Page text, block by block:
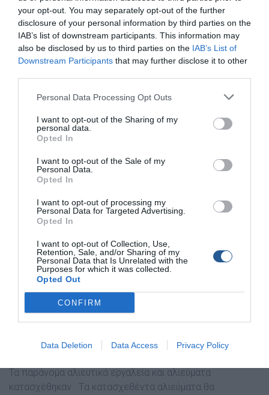
your opt-out. You may separately opt-out of the further
disclosure of your personal information by third parties on the
IAB’s list of downstream participants. This information may
also be disclosed by us to third parties on the IAB’s List of
Downstream Participants that may further disclose it to other
Personal Data Processing Opt Outs
I want to opt-out of the Sharing of my
personal data.
Opted In
I want to opt-out of the Sale of my
Personal Data.
Opted In
I want to opt-out of processing my
Personal Data for Targeted Advertising.
Opted In
I want to opt-out of Collection, Use,
Retention, Sale, and/or Sharing of my
Personal Data that Is Unrelated with the
Purposes for which it was collected.
Opted Out
CONFIRM
Data Deletion Data Access Privacy Policy
iii) Στις παρειές του σκάφους δεν ήταν εγγεγραμμένο το
όνομα και ο αριθμός λεμβολογίου.
β. Στο δεύτερο ερασιτεχνικό αλιευτικό σκάφος:
με το αλιευτικό εργαλείο “μανωμένο δίχτυ“ μήκους
τετρακοσίων τριάντα (430) μέτρων, αλιεύματα συνολικού
βάρους δέκα (10) κιλών///
ii) Δεν φέρονταν επί του σκάφους τα σωστικά μέσα
“βεγγαλικά χειρός“.
Τα παράνομα αλιευτικά εργαλεία και αλιεύματα
κατασχέθηκαν. Tα κατασχεθέντα αλιεύματα θα